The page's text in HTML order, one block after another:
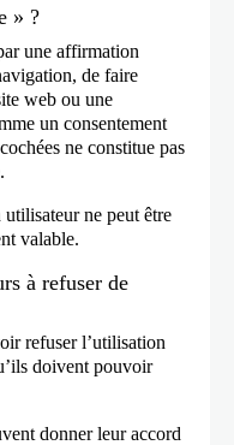
» ?
une affirmation
de faire
web ou une
un consentement
ne constitue pas
utilisateur ne peut être
valable.
à refuser de
refuser l’utilisation
doivent pouvoir
donner leur accord